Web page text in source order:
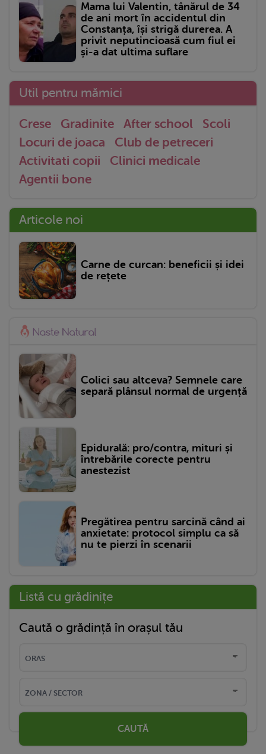
Mama lui Valentin, tânărul de 34
de ani mort în accidentul din
Constanța, își strigă durerea. A
privit neputincioasă cum fiul ei
și-a dat ultima suflare
Util pentru mămici
Crese Gradinite After school
Scoli
Locuri de joaca
Club de petreceri
Activitati copii
Clinici medicale
Agentii bone
Articole noi
Carne de curcan: beneficii și idei
de rețete
Colici sau altceva? Semnele care
separă plânsul normal de urgență
Epidurală: pro/contra, mituri și
întrebările corecte pentru
anestezist
Pregătirea pentru sarcină când ai
anxietate: protocol simplu ca să
nu te pierzi în scenarii
Listă cu grădinițe
Caută o grădință în orașul tău
CAUTĂ